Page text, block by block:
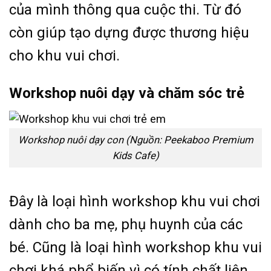
của mình thông qua cuộc thi. Từ đó
còn giúp tạo dựng được thương hiệu
cho khu vui chơi.
Workshop nuôi dạy và chăm sóc trẻ
Workshop nuôi dạy con (Nguồn: Peekaboo Premium
Kids Cafe)
Đây là loại hình workshop khu vui chơi
dành cho ba mẹ, phụ huynh của các
bé. Cũng là loại hình workshop khu vui